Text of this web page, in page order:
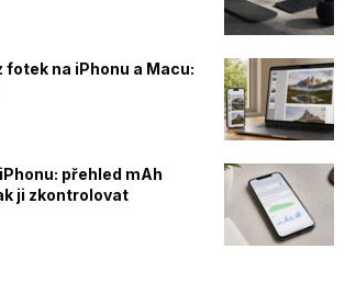
fotek na iPhonu a Macu:
přehled mAh
ji zkontrolovat